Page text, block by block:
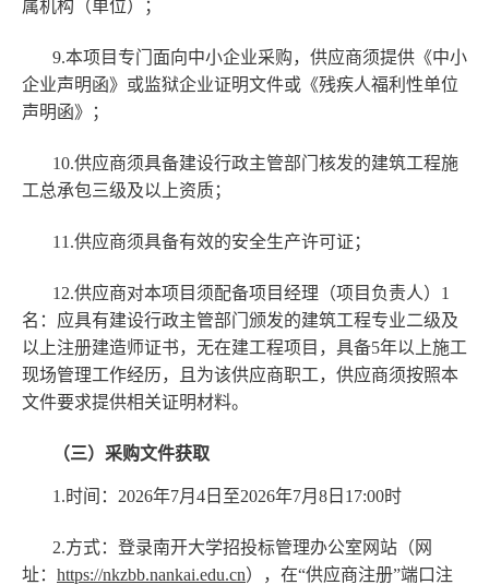
属机构（单位）；
9.本项目专门面向中小企业采购，供应商须提供《中小
企业声明函》或监狱企业证明文件或《残疾人福利性单位
声明函》；
10.供应商须具备建设行政主管部门核发的建筑工程施
工总承包三级及以上资质；
11.供应商须具备有效的安全生产许可证；
12.供应商对本项目须配备项目经理（项目负责人）1
名：应具有建设行政主管部门颁发的建筑工程专业二级及
以上注册建造师证书，无在建工程项目，具备5年以上施工
现场管理工作经历，且为该供应商职工，供应商须按照本
文件要求提供相关证明材料。
（三）采购文件获取
1.时间：2026年7月4日至2026年7月8日17:00时
2.方式：登录南开大学招投标管理办公室网站（网
址： https://nkzbb.nankai.edu.cn），在“供应商注册”端口注